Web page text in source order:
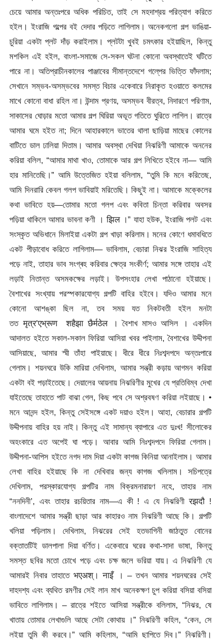
চেয়ে আমার অন্তঃপরে অধিক পরিচিত, তাই সে মহদাশ্রয় পরিত্যাগ করিতে
হইল। ইংরাজি গল্পের বই দেদার পড়িতে লাগিলাম। অনেকগলো গল্প ভাঙিয়া-
চুরিয়া একটা প্লট দাঁড় করাইলাম। প্লটটা খুবই চমৎকার হইয়াছিল, কিন্তু
মশকিল এই হইল, বাংলা-সমাজে সে-সকল ঘটনা কোনো অবস্থাতেই ঘটিতে
পারে না। অতিপ্রাচীনকালের পাঞ্জাবের সীমান্তদেশে গলে্পর ভিত্তি ফাঁদলাম;
সেখানে সম্ভব-অসম্ভবের সমস্ত বিচার একেবারে নিরাকৃত হওয়াতে কলমের
মাখে কোনো বাধা রহিল না। উন্দাম প্রণয়, অসম্ভব বীরত্ব, নিদারণে পরিণাম,
সাকাসের ঘোড়ার মতো আমার গল্প ঘিরিয়া অভূত গতিতে ঘুরিতে লাগিল। রাত্রে
আমার ঘমে হইত না; দিনে আহারকালে ভাতের থালা ছাড়িয়া মাছের কোলের
বাটিতে ডাল ঢালিয়া দিতাম। আমার অবস্থা দেখিয়া নিঝরিণী আমাকে অননের
করিয়া বলিল, “আমার মাথা খাও, তোমাকে আর গল্প লিখিতে হইবে না— আমি
হার মানিতেছি।” আমি উত্তেজিত হইয়া বলিলাম, “তুমি কি মনে করিতেছ,
আমি দিনরারি কেবল গলপ ভাবিয়াই মরিতেছি। কিছুই না। আমাকে মক্কেলের
কথা ভাবিতে হয়—তোমার মতো গলপ এবং কবিতা চিন্তা করিবার অবসর
পড়িয়া থাকিলে আমার ভাবনা কণী । झिल ।” যাহা হউক, ইংরাজি পলট এবং
সংস্কৃত অভিধানে মিলাইয়া একটা গল্প খাড়া করিলাম। মনের কোণে ধমাবধিতে
একট পীড়াবোধ করিতে লাগিলাম— ভাবিলাম, বেচারা নিঝর ইংরাজি সাহিত্য
পড়ে নাই, তাহার ভাব সংগ্ৰহ করিবার ক্ষেত্র সংকীর্ণ; আমার সঙ্গে তাহার এই
লড়াই নিতান্ত অসমকক্ষের লড়াই। উপসংহার লেখা পাঠানো হইয়াছে।
বৈশাখের সংখ্যায় পরস্পকারযোগ্য গল্পটি বাহির হইবে। যদিও আমার মনে
কোনো আশঙ্কা ছিল না, তব সময় যত নিকটবতী হইল মনটা
ততमृत्र’एभ्रूण शहैझा छैर्मठेल । বৈশাখ মাসও আসিল । একদিন
আদালত হইতে সকাল-সকাল ফিরিয়া আসিয়া খবর পাইলাম, বৈশাখের উদ্দীপনা
আসিয়াছে, আমার স্মী তাঁহা পাইয়াছে। ধীরে ধীরে নিঃশব্দপদে অন্তঃপারে
গেলাম। শয়নঘরে উকি মারিয়া দেখিলাম, আমার সন্ত্রী কড়ায় আগমন করিয়া
একটা বই পড়াইতেছে। দেয়ালের আয়নায় নিঝরিণীর মুখের যে প্রতিবিম্ব দেখা
যাইতেছে তাহাতে পাট বাঝা গেল, কিছ পবে সে অশ্রবষণ করিয়া লইয়াছে। •
মনে আনন্দ হইল, কিন্তু সেইসঙ্গে একট দয়াও হইল। আহা, বেচারার গল্পটি
উদ্দীপনায় বাহির হয় নাই। কিন্তু এই সামান্য ব্যাপারে এত দুঃখ! সীলোকের
অহংকারে এত অপেই ঘা পড়ে। আবার আমি নিঃশব্দপদে ফিরিয়া গেলাম।
উদ্দীপনা-আপিস হইতে নগদ দাম দিয়া একটা কাগজ কিনিয়া আনাইলাম। আমার
লেখা বাহির হইয়াছে কি না দেখিবার জন্য কাগজ খলিলাম। সচিপত্রে
দেখিলাম, পরস্কারযোগ্য গল্পটির নাম বিক্রমনারায়ণ নহে, তাহার নাম
“ননদিনী’, এবং তাহার রচয়িতার নাম—এ কী ! এ যে নিঝরিণী रझदौ !
বাংলাদেশে আমার সন্ত্রী ছাড়া আর কাহারও নাম নিঝরিণী আছে কি। গল্পটি
খলিয়া পড়িলাম। দেখিলাম, নিঝরের সেই হতভাগিনী জাঠতুত বোনের
বক্তাতটিই ডালপালা দিয়া বর্ণিত। একেবারে ঘরের কথা-সাদা ভাষা, কিন্তু
সমস্ত ছবির মতো চোখে পড়ে এবং চক্ষ জলে ভরিয়া যায়। এ নিঝরিণী যে
আমারই নিবার তাহাতে भएअश्। नाइँ । – তখন আমার শয়নঘরের সেই
দাহদশ্য এবং ব্যথিত রমণীর সেই লান মাখ অনেকক্ষণ চুপ করিয়া বসিয়া বসিয়া
ভাবিতে লাগিলাম। – রাত্রে শইতে আসিয়া সন্ত্রীকে বলিলাম, “নিঝর, ষে
খাতায় তোমার লেখাগুলি আছে সেটা কোথায় ।” নিঝরিণী কহিল, “কেন, সে
লইয়া তুমি কী করবে।” আমি কহিলাম, “আমি ছাপিতে দিব।” নিঝরিণী।